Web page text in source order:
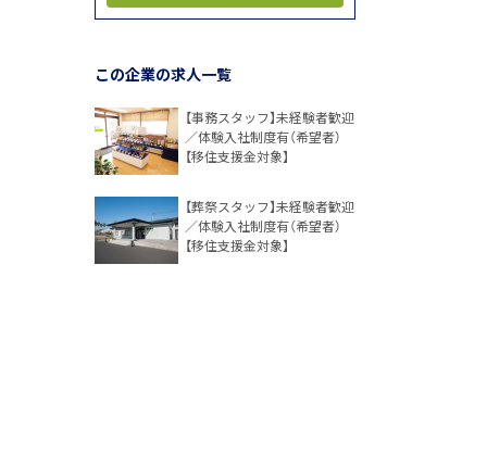
この企業の求人一覧
【事務スタッフ】未経験者歓迎
／体験入社制度有（希望者）
【移住支援金対象】
【葬祭スタッフ】未経験者歓迎
／体験入社制度有（希望者）
【移住支援金対象】